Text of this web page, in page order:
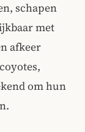
schapen
met
afkeer
om hun